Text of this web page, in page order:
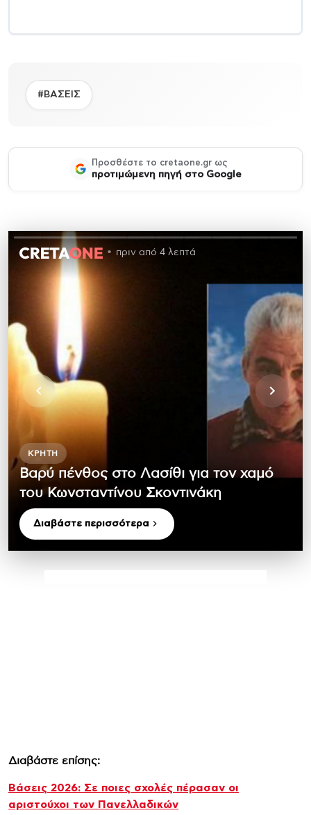
#ΒΑΣΕΙΣ
Προσθέστε το cretaone.gr ως
προτιμώμενη πηγή στο Google
πριν από 4 λεπτά
ΚΡΉΤΗ
Βαρύ πένθος στο Λασίθι για τον χαμό
του Κωνσταντίνου Σκοντινάκη
Διαβάστε περισσότερα
Διαβάστε επίσης:
Βάσεις 2026: Σε ποιες σχολές πέρασαν οι
αριστούχοι των Πανελλαδικών